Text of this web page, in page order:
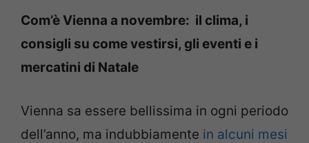
Com’è Vienna a novembre: il clima, i
consigli su come vestirsi, gli eventi e i
mercatini di Natale
Vienna sa essere bellissima in ogni periodo
dell’anno, ma indubbiamente in alcuni mesi